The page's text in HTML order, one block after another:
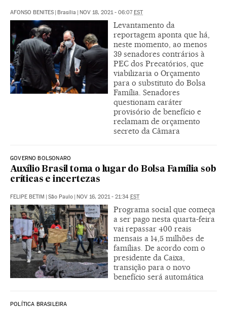
AFONSO BENITES | Brasília | NOV 18, 2021 - 06:07EST
Levantamento da
reportagem aponta que há,
neste momento, ao menos
39 senadores contrários à
PEC dos Precatórios, que
viabilizaria o Orçamento
para o substituto do Bolsa
Família. Senadores
questionam caráter
provisório de benefício e
reclamam de orçamento
secreto da Câmara
GOVERNO BOLSONARO
Auxílio Brasil toma o lugar do Bolsa Família sob
críticas e incertezas
FELIPE BETIM | São Paulo | NOV 16, 2021 - 21:34 EST
Programa social que começa
a ser pago nesta quarta-feira
vai repassar 400 reais
mensais a 14,5 milhões de
famílias. De acordo com o
presidente da Caixa,
transição para o novo
benefício será automática
POLÍTICA BRASILEIRA